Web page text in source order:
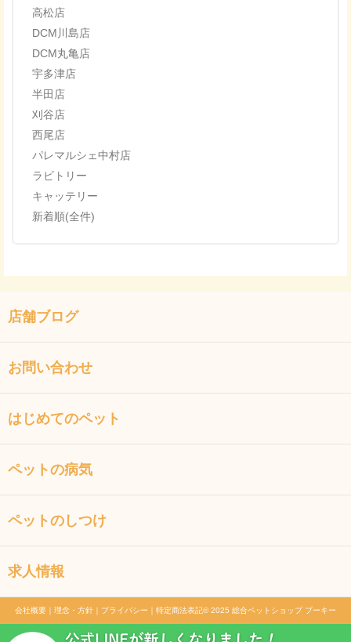
高松店
DCM川島店
DCM丸亀店
宇多津店
半田店
刈谷店
西尾店
パレマルシェ中村店
ラビトリー
キャッテリー
新着順(全件)
店舗ブログ
お問い合わせ
はじめてのペット
ペットの病気
ペットのしつけ
求人情報
会社概要 ｜ 理念・方針 ｜ プライバシー ｜ 特定商法表記© 2025 総合ペットショップ プーキー